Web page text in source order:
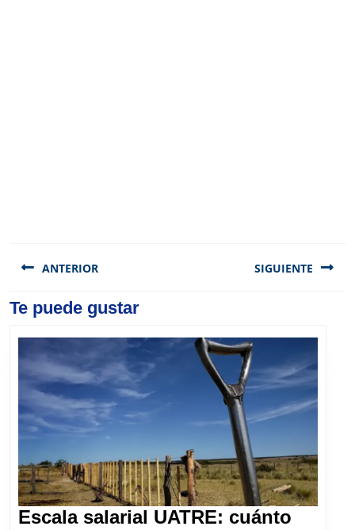
de
ANTERIOR
Previous
SIGUIENTE
Te puede gustar
Escala salarial UATRE: cuánto